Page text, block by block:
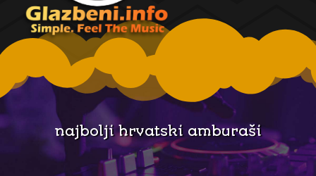
najbolji hrvatski amburaši